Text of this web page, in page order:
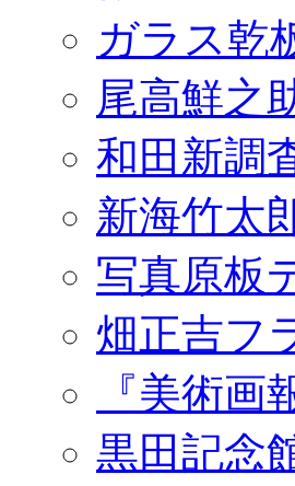
ガラス乾
尾高鮮之
和田新調
新海竹太
写真原板
畑正吉フ
『美術
黒田記念